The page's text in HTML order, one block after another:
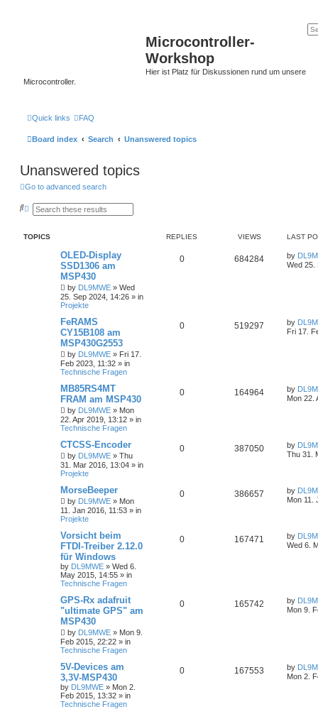
Microcontroller-
Workshop
Hier ist Platz für Diskussionen rund um unsere
Microcontroller.
Quick links FAQ
Board index Search Unanswered topics
Unanswered topics
Go to advanced search
S
c
A
n
TOPICS REPLIES VIEWS LAST
OLED-Display
SSD1306 am
MSP430
by DL9MWE » Wed
25. Sep 2024, 14:26 » in
Projekte
0 684284 by
Wed 25.
FeRAMS
CY15B108 am
MSP430G2553
by DL9MWE » Fri 17.
Feb 2023, 11:32 » in
Technische Fragen
0 519297 by
Fri 17.
MB85RS4MT
FRAM am MSP430
by DL9MWE » Mon
22. Apr 2019, 13:12 » in
Technische Fragen
0 164964 by
Mon 22.
CTCSS-Encoder
by DL9MWE » Thu
31. Mar 2016, 13:04 » in
Projekte
0 387050 by
Thu 31.
MorseBeeper
by DL9MWE » Mon
11. Jan 2016, 11:53 » in
Projekte
0 386657 by
Mon 11.
Vorsicht beim
FTDI-Treiber 2.12.0
für Windows
by DL9MWE » Wed 6.
May 2015, 14:55 » in
Technische Fragen
0 167471 by
Wed 6.
GPS-Rx adafruit
"ultimate GPS" am
MSP430
by DL9MWE » Mon 9.
Feb 2015, 22:22 » in
Technische Fragen
0 165742 by
Mon 9.
5V-Devices am
3,3V-MSP430
by DL9MWE » Mon 2.
Feb 2015, 13:32 » in
Technische Fragen
0 167553 by
Mon 2.